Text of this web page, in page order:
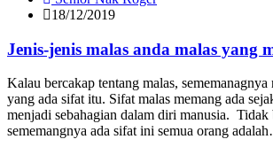
18/12/2019
Jenis-jenis malas anda malas yang
Kalau bercakap tentang malas,
yang ada sifat itu. Sifat malas memang ada
menjadi sebahagian dalam diri manusia. Tidak
sememangnya ada sifat ini semua orang